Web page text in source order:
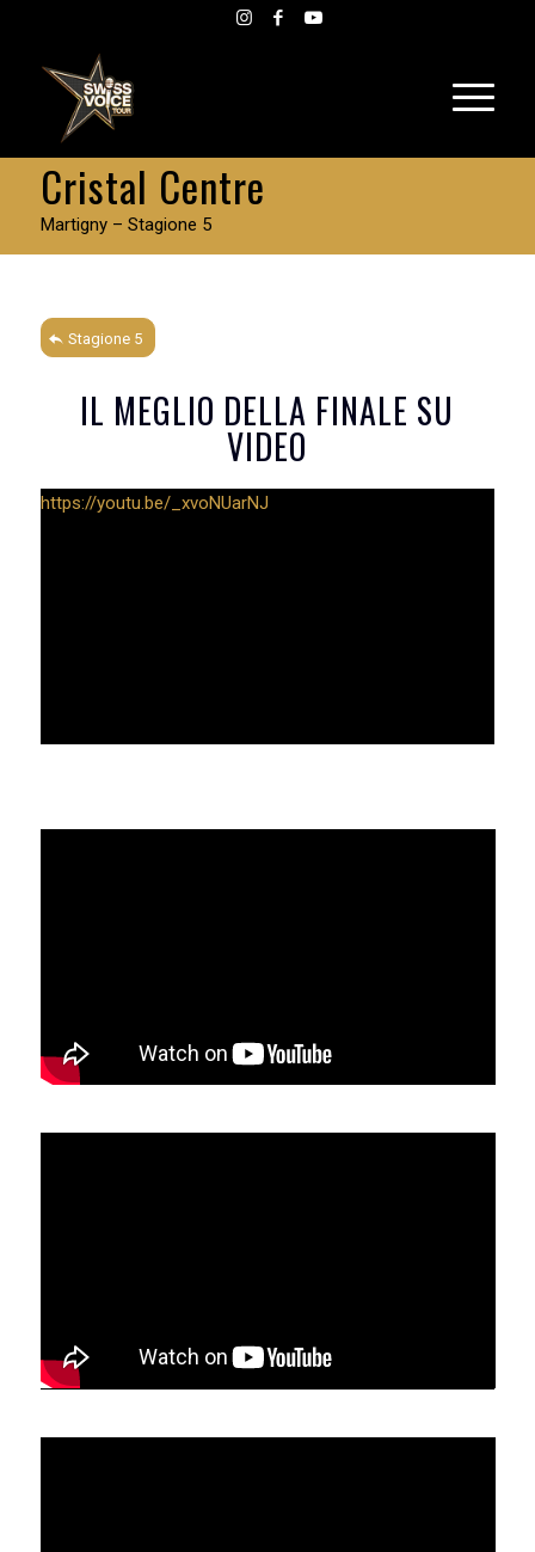
Cristal Centre
Martigny – Stagione 5
Stagione 5
IL MEGLIO DELLA FINALE SU
VIDEO
https://youtu.be/_xvoNUarNJ